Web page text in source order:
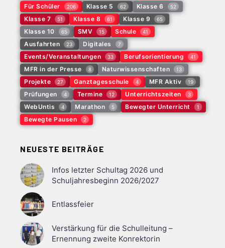
Für Schüler 206 Klasse 5 62 Klasse 6 52
Klasse 7 51 Klasse 8 61 Klasse 9 65
Klasse 10 65 SMV 15 Schule 41
Ausfahrten 23 Digitales 7
Events/Veranstaltungen 33 Berufsorientierung 41
MFR in der Presse 8 Naturwissenschaften 13
Projekte 27 Ganztagesschule 4 MFR Aktiv 19
Prüfungen 4 Termine 12 Unterrichtszeiten 3
WebUntis 4 Marathon 5 Bewegter Unterricht 1
Bewegte Pausen 2
NEUESTE BEITRÄGE
Infos letzter Schultag 2026 und
Schuljahresbeginn 2026/2027
Entlassfeier
Verstärkung für die Schulleitung –
Ernennung zweite Konrektorin